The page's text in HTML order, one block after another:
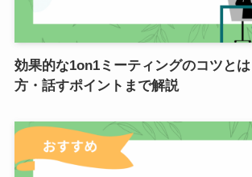
効果的な1on1ミーティングのコツと
方・話すポイントまで解説